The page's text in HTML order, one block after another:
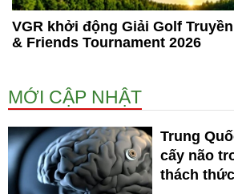
VGR khởi động Giải Golf
& Friends Tournament 2026
MỚI CẬP NHẬT
Trung
cấy não
thách